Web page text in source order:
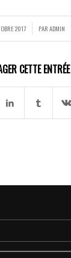
2017 PARADMIN
CETTE ENTRÉE